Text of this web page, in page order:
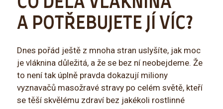
A POTŘEBUJETE JÍ VÍC?
Dnes pořád ještě z mnoha stran uslyšíte, jak moc
je vláknina důležitá, a že se bez ní neobejdeme. Že
to není tak úplně pravda dokazují miliony
vyznavačů masožravé stravy po celém světě, kteří
se těší skvělému zdraví bez jakékoli rostlinné